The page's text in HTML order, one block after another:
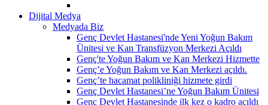
Dijital Medya
Medyada Biz
Genç Devlet Hastanesi'nde Yeni Yoğun Bakım
Ünitesi ve Kan Transfüzyon Merkezi Açıldı
Genç'te Yoğun Bakım ve Kan Merkezi Hizmette
Genç’e Yoğun Bakım ve Kan Merkezi açıldı.
Genç’te hacamat polikliniği hizmete girdi
Genç Devlet Hastanesi’ne Yoğun Bakım Ünitesi
Genç Devlet Hastanesinde ilk kez o kadro açıldı